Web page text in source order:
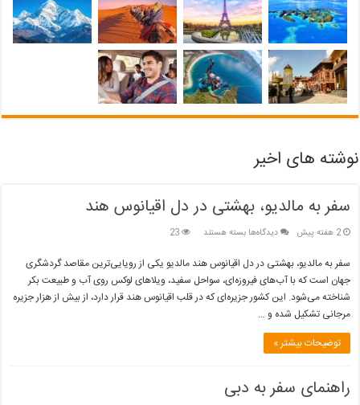
نوشته های اخیر
سفر به مالدیو، بهشتی در دل اقیانوس هند
2 هفته پیش دیدگاه‌هابرای
به
مالدیو،
بهشتی
در
بسته هستند 23
سفر به مالدیو، بهشتی در دل اقیانوس هند مالدیو یکی از رویایی‌ترین مقاصد گردشگری
جهان است که با آب‌های فیروزه‌ای، سواحل سفید، ویلاهای لوکس روی آب و طبیعت بکر
شناخته می‌شود. این کشور جزیره‌ای که در قلب اقیانوس هند قرار دارد، از بیش از هزار جزیره
مرجانی تشکیل شده و …
توضیحات بیشتر »
راهنمای سفر به دبی